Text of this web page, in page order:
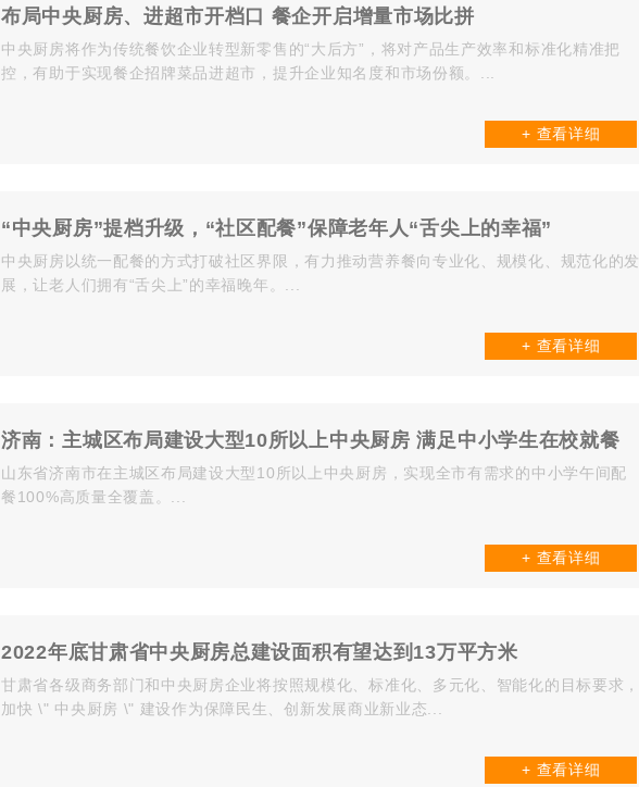
布局中央厨房、进超市开档口 餐企开启增量市场比拼
中央厨房将作为传统餐饮企业转型新零售的“大后方”，将对产品生产效率和标准化精准把
控，有助于实现餐企招牌菜品进超市，提升企业知名度和市场份额。...
+ 查看详细
“中央厨房”提档升级，“社区配餐”保障老年人“舌尖上的幸福”
中央厨房以统一配餐的方式打破社区界限，有力推动营养餐向专业化、规模化、规范化的发
展，让老人们拥有“舌尖上”的幸福晚年。...
+ 查看详细
济南：主城区布局建设大型10所以上中央厨房 满足中小学生在校就餐
山东省济南市在主城区布局建设大型10所以上中央厨房，实现全市有需求的中小学午间配
餐100%高质量全覆盖。...
+ 查看详细
2022年底甘肃省中央厨房总建设面积有望达到13万平方米
甘肃省各级商务部门和中央厨房企业将按照规模化、标准化、多元化、智能化的目标要求，
加快 \" 中央厨房 \" 建设作为保障民生、创新发展商业新业态...
+ 查看详细